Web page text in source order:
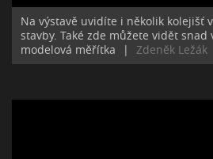
Na výstavě uvidíte i několik kolejišť
stavby. Také zde můžete vidět
modelová měřítka
| Zdeněk Ležák